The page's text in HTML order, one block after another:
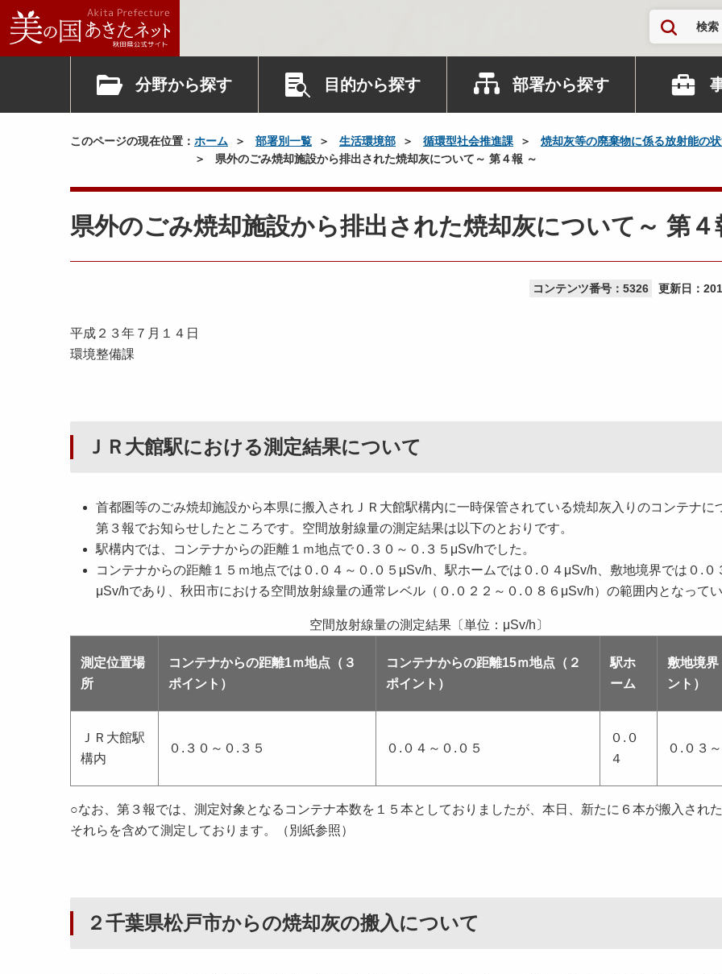
検索
分野から探す 目的から探す 部署から探す
このページの現在位置： ホーム 部署別一覧 生活環境部 循環型社会推進課
焼却灰等の廃棄物に係る放射能の
県外のごみ焼却施設から排出された焼却灰について～ 第４報 ～
県外のごみ焼却施設から排出された焼却灰について～ 第４
コンテンツ番号：5326 更新日：
平成２３年７月１４日
環境整備課
ＪＲ大館駅における測定結果について
首都圏等のごみ焼却施設から本県に搬入されＪＲ大館駅構内に一時保管されている焼却灰入りのコンテナに
第３報でお知らせしたところです。空間放射線量の測定結果は以下のとおりです。
駅構内では、コンテナからの距離１ｍ地点で０.３０～０.３５μSv/hでした。
コンテナからの距離１５ｍ地点では０.０４～０.０５μSv/h、駅ホームでは０.０４μSv/h、敷地境界では０.０
μSv/hであり、秋田市における空間放射線量の通常レベル（０.０２２～０.０８６μSv/h）の範囲内となって
測定位置場
所
コンテナからの距離1ｍ地点（３
ポイント）
コンテナからの距離15ｍ地点（２
ポイント）
駅ホ
ーム
敷地境
ント）
空間放射線量の測定結果〔単位：μSv/h〕
ＪＲ大館駅
構内
０.３０～０.３５ ０.０４～０.０５
０.０
４
０.０３
○なお、第３報では、測定対象となるコンテナ本数を１５本としておりましたが、本日、新たに６本が搬入され
それらを含めて測定しております。（別紙参照）
２千葉県松戸市からの焼却灰の搬入について